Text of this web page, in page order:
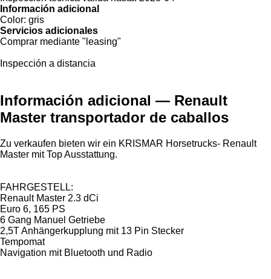
Información adicional
Color: gris
Servicios adicionales
Comprar mediante "leasing"
Inspección a distancia
Información adicional — Renault
Master transportador de caballos
Zu verkaufen bieten wir ein KRISMAR Horsetrucks- Renault
Master mit Top Ausstattung.
FAHRGESTELL:
Renault Master 2.3 dCi
Euro 6, 165 PS
6 Gang Manuel Getriebe
2,5T Anhängerkupplung mit 13 Pin Stecker
Tempomat
Navigation mit Bluetooth und Radio